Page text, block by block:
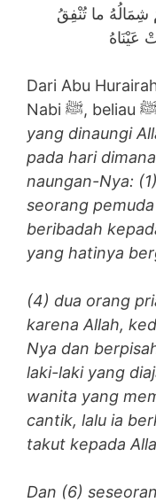
ما تُنْفِقُ
عَيْنَاهُ
Dari Abu
yang dinaungi
pada hari
naungan-Nya:
seorang
beribadah
yang hatinya
(4) dua orang
karena Allah,
Nya dan
laki-laki yang
wanita yang
cantik, lalu ia
takut kepada
Dan (6)